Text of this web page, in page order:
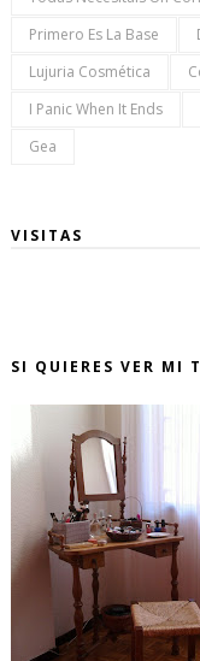
Primero Es La Base
Lujuria Cosmética
I Panic When It Ends
Gea
VISITAS
SI QUIERES VER MI